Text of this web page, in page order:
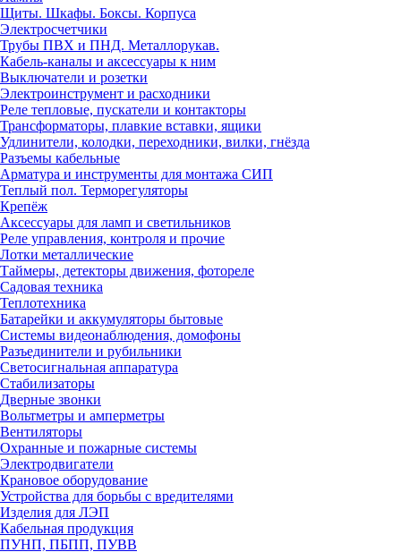
Щиты. Шкафы. Боксы. Корпуса
Электросчетчики
Трубы ПВХ и ПНД. Металлорукав.
Кабель-каналы и аксессуары к ним
Выключатели и розетки
Электроинструмент и расходники
Реле тепловые, пускатели и контакторы
Трансформаторы, плавкие вставки, ящики
Удлинители, колодки, переходники, вилки, гнёзда
Разъемы кабельные
Арматура и инструменты для монтажа СИП
Теплый пол. Терморегуляторы
Крепёж
Аксессуары для ламп и светильников
Реле управления, контроля и прочие
Лотки металлические
Таймеры, детекторы движения, фотореле
Садовая техника
Теплотехника
Батарейки и аккумуляторы бытовые
Системы видеонаблюдения, домофоны
Разъединители и рубильники
Светосигнальная аппаратура
Стабилизаторы
Дверные звонки
Вольтметры и амперметры
Вентиляторы
Охранные и пожарные системы
Электродвигатели
Крановое оборудование
Устройства для борьбы с вредителями
Изделия для ЛЭП
Кабельная продукция
ПУНП, ПБПП, ПУВВ